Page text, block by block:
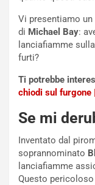
Vi presentiamo
di Michael Bay:
lanciafiamme
furti?
Ti potrebbe
chiodi sul furgone
Se mi
Inventato dal
soprannominato
lanciafiamme
Questo
s
c
e
N
u
o
v
o
R
e
C
o
n
e